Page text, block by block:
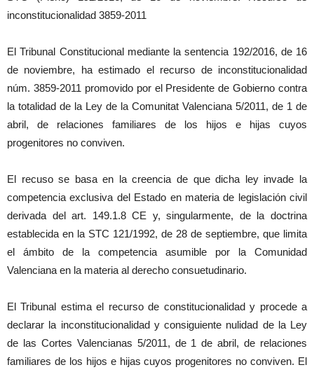
inconstitucionalidad 3859-2011
El Tribunal Constitucional mediante la sentencia 192/2016, de 16
de noviembre, ha estimado el recurso de inconstitucionalidad
núm. 3859-2011 promovido por el Presidente de Gobierno contra
la totalidad de la Ley de la Comunitat Valenciana 5/2011, de 1 de
abril, de relaciones familiares de los hijos e hijas cuyos
progenitores no conviven.
El recuso se basa en la creencia de que dicha ley invade la
competencia exclusiva del Estado en materia de legislación civil
derivada del art. 149.1.8 CE y, singularmente, de la doctrina
establecida en la STC 121/1992, de 28 de septiembre, que limita
el ámbito de la competencia asumible por la Comunidad
Valenciana en la materia al derecho consuetudinario.
El Tribunal estima el recurso de constitucionalidad y procede a
declarar la inconstitucionalidad y consiguiente nulidad de la Ley
de las Cortes Valencianas 5/2011, de 1 de abril, de relaciones
familiares de los hijos e hijas cuyos progenitores no conviven. El